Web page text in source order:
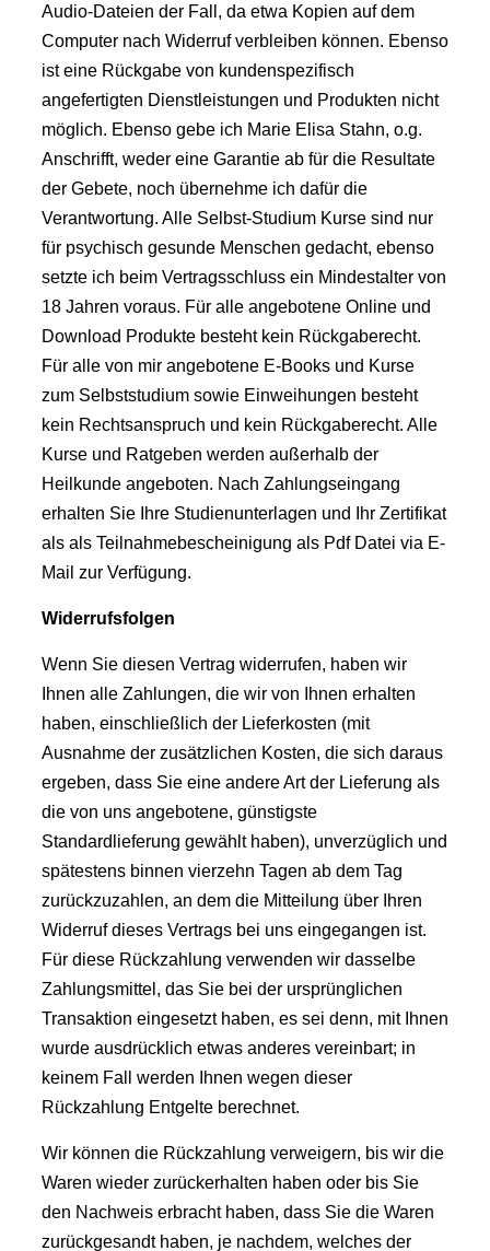
Audio-Dateien der Fall, da etwa Kopien auf dem
Computer nach Widerruf verbleiben können. Ebenso
ist eine Rückgabe von kundenspezifisch
angefertigten Dienstleistungen und Produkten nicht
möglich. Ebenso gebe ich Marie Elisa Stahn, o.g.
Anschrifft, weder eine Garantie ab für die Resultate
der Gebete, noch übernehme ich dafür die
Verantwortung. Alle Selbst-Studium Kurse sind nur
für psychisch gesunde Menschen gedacht, ebenso
setzte ich beim Vertragsschluss ein Mindestalter von
18 Jahren voraus. Für alle angebotene Online und
Download Produkte besteht kein Rückgaberecht.
Für alle von mir angebotene E-Books und Kurse
zum Selbststudium sowie Einweihungen besteht
kein Rechtsanspruch und kein Rückgaberecht. Alle
Kurse und Ratgeben werden außerhalb der
Heilkunde angeboten. Nach Zahlungseingang
erhalten Sie Ihre Studienunterlagen und Ihr Zertifikat
als als Teilnahmebescheinigung als Pdf Datei via E-
Mail zur Verfügung.
Widerrufsfolgen
Wenn Sie diesen Vertrag widerrufen, haben wir
Ihnen alle Zahlungen, die wir von Ihnen erhalten
haben, einschließlich der Lieferkosten (mit
Ausnahme der zusätzlichen Kosten, die sich daraus
ergeben, dass Sie eine andere Art der Lieferung als
die von uns angebotene, günstigste
Standardlieferung gewählt haben), unverzüglich und
spätestens binnen vierzehn Tagen ab dem Tag
zurückzuzahlen, an dem die Mitteilung über Ihren
Widerruf dieses Vertrags bei uns eingegangen ist.
Für diese Rückzahlung verwenden wir dasselbe
Zahlungsmittel, das Sie bei der ursprünglichen
Transaktion eingesetzt haben, es sei denn, mit Ihnen
wurde ausdrücklich etwas anderes vereinbart; in
keinem Fall werden Ihnen wegen dieser
Rückzahlung Entgelte berechnet.
Wir können die Rückzahlung verweigern, bis wir die
Waren wieder zurückerhalten haben oder bis Sie
den Nachweis erbracht haben, dass Sie die Waren
zurückgesandt haben, je nachdem, welches der